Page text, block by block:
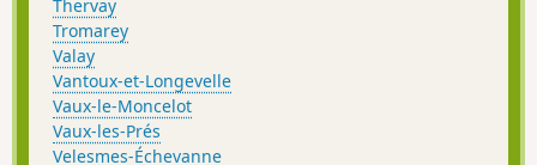
Thervay
Tromarey
Valay
Vantoux-et-Longevelle
Vaux-le-Moncelot
Vaux-les-Prés
Velesmes-Échevanne